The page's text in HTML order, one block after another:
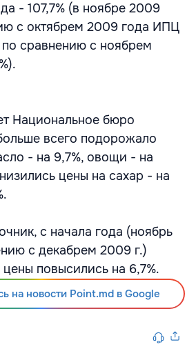
- 107,7% (в ноябре 2009
с октябрем 2009 года ИПЦ
по сравнению с ноябрем
Национальное бюро
всего подорожало
- на 9,7%, овощи - на
цены на сахар - на
с начала года (ноябрь
с декабрем 2009 г.)
цены повысились на 6,7%.
на новости Point.md в Google